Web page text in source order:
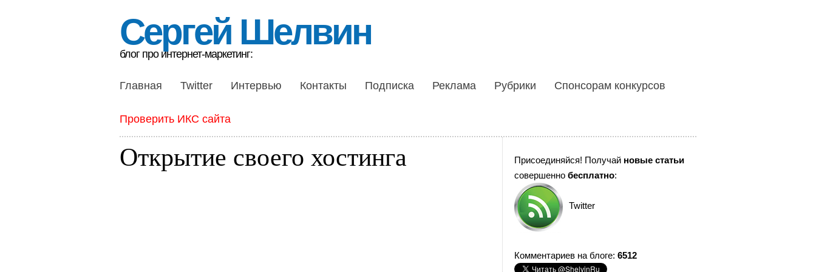
Сергей Шелвин
блог про интернет-маркетинг:
Главная Twitter Интервью Контакты Подписка Реклама Рубрики Спонсорам конкурсов
Проверить ИКС сайта
Открытие своего хостинга Присоединяйся! Получай новые статьи
совершенно бесплатно:
Twitter
Комментариев на блоге: 6512